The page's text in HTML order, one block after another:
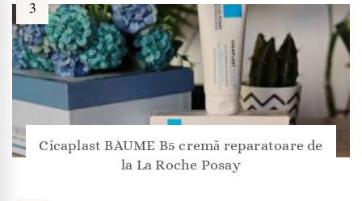
Cicaplast BAUME B5 cremă reparatoare de
la La Roche Posay